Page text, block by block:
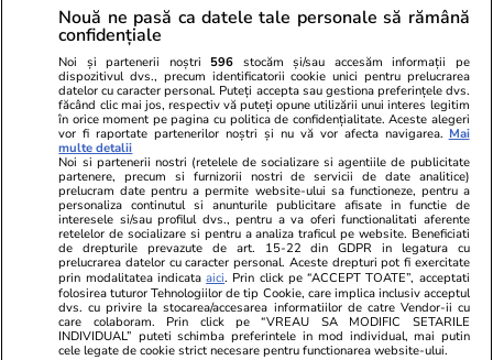
Diana Buzoianu acuză că
încearcă în zadar să intre în
audiență la procuroarea
generală a României: „Am
rămas șocată!”
PARTENERI
Nouă ne pasă ca datele tale personale să rămână
confidențiale
Noi și partenerii noștri 596 stocăm și/sau accesăm informații pe
dispozitivul dvs., precum identificatorii cookie unici pentru prelucrarea
datelor cu caracter personal. Puteți accepta sau gestiona preferințele dvs.
făcând clic mai jos, respectiv vă puteți opune utilizării unui interes legitim
în orice moment pe pagina cu politica de confidențialitate. Aceste alegeri
vor fi raportate partenerilor noștri și nu vă vor afecta navigarea. Mai
multe detalii
Noi si partenerii nostri (retelele de socializare si agentiile de publicitate
partenere, precum si furnizorii nostri de servicii de date analitice)
prelucram date pentru a permite website-ului sa functioneze, pentru a
personaliza continutul si anunturile publicitare afisate in functie de
interesele si/sau profilul dvs., pentru a va oferi functionalitati aferente
retelelor de socializare si pentru a analiza traficul pe website. Beneficiati
de drepturile prevazute de art. 15-22 din GDPR in legatura cu
prelucrarea datelor cu caracter personal. Aceste drepturi pot fi exercitate
prin modalitatea indicataaici. Prin click pe “ACCEPT TOATE”, acceptati
folosirea tuturor Tehnologiilor de tip Cookie, care implica inclusiv acceptul
dvs. cu privire la stocarea/accesarea informatiilor de catre Vendor-ii cu
care colaboram. Prin click pe “VREAU SA MODIFIC SETARILE
INDIVIDUAL” puteti schimba preferintele in mod individual, mai putin
cele legate de cookie strict necesare pentru functionarea website-ului.